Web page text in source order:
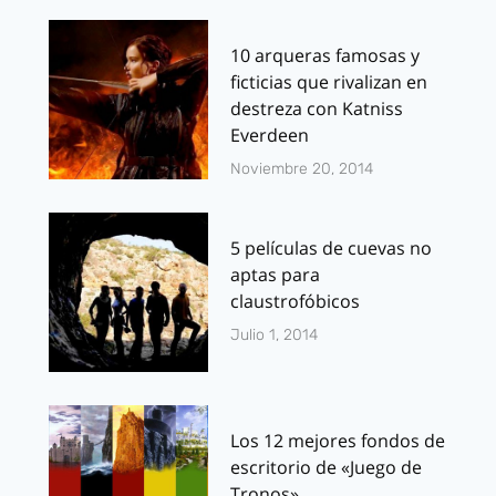
10 arqueras famosas y
ficticias que rivalizan en
destreza con Katniss
Everdeen
Noviembre 20, 2014
5 películas de cuevas no
aptas para
claustrofóbicos
Julio 1, 2014
Los 12 mejores fondos de
escritorio de «Juego de